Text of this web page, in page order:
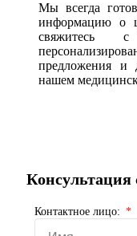
Мы всегда
информацию о
свяжитесь
предложения и
нашем
Консультация
Контактное лицо: